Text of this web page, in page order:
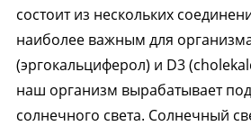
состоит из нескольких
наиболее важным для
(эргокальциферол) и D3
наш организм вырабатывает
солнечного света. Солнечный